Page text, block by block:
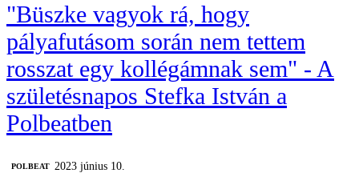
"Büszke vagyok rá, hogy
pályafutásom során nem tettem
rosszat egy kollégámnak sem" - A
születésnapos Stefka István a
Polbeatben
‎POLBEAT
2023 június 10.